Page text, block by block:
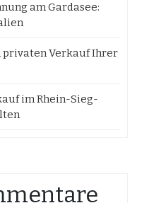
am Gardasee:
privaten Verkauf Ihrer
im Rhein-Sieg-